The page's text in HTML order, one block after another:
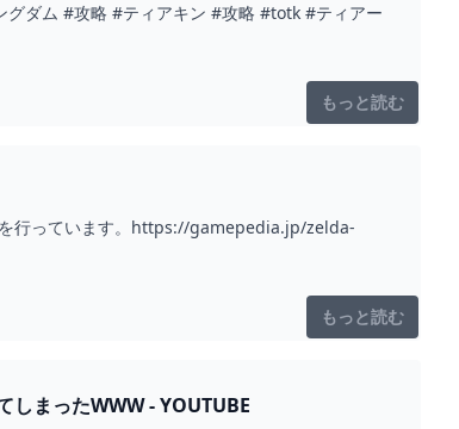
ティアー
もっと読む
を行っています。https://gamepedia.jp/zelda-
もっと読む
まったWWW - YOUTUBE